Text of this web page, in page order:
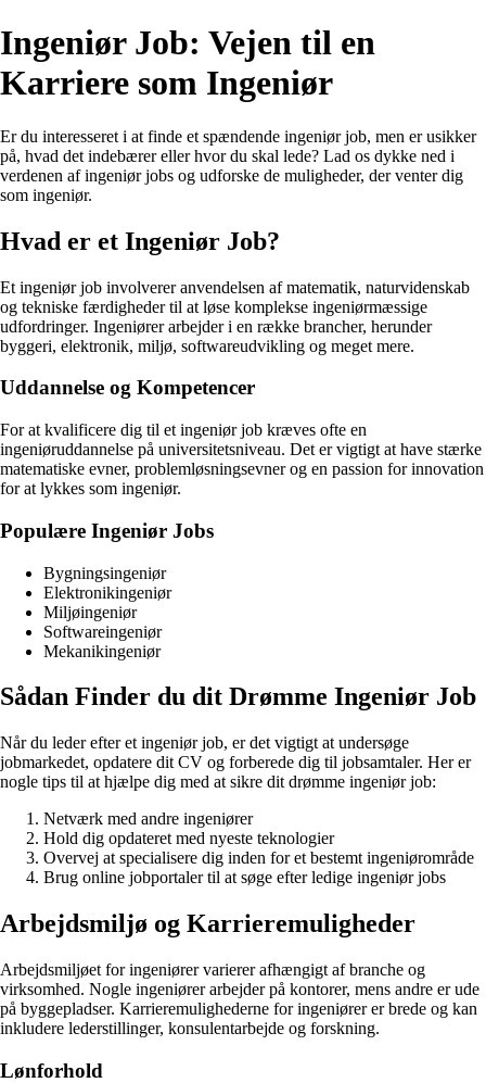
Ingeniør Job: Vejen til en
Karriere som Ingeniør
Er du interesseret i at finde et spændende ingeniør job, men er usikker
på, hvad det indebærer eller hvor du skal lede? Lad os dykke ned i
verdenen af ingeniør jobs og udforske de muligheder, der venter dig
som ingeniør.
Hvad er et Ingeniør Job?
Et ingeniør job involverer anvendelsen af matematik, naturvidenskab
og tekniske færdigheder til at løse komplekse ingeniørmæssige
udfordringer. Ingeniører arbejder i en række brancher, herunder
byggeri, elektronik, miljø, softwareudvikling og meget mere.
Uddannelse og Kompetencer
For at kvalificere dig til et ingeniør job kræves ofte en
ingeniøruddannelse på universitetsniveau. Det er vigtigt at have stærke
matematiske evner, problemløsningsevner og en passion for innovation
for at lykkes som ingeniør.
Populære Ingeniør Jobs
Bygningsingeniør
Elektronikingeniør
Miljøingeniør
Softwareingeniør
Mekanikingeniør
Sådan Finder du dit Drømme Ingeniør Job
Når du leder efter et ingeniør job, er det vigtigt at undersøge
jobmarkedet, opdatere dit CV og forberede dig til jobsamtaler. Her er
nogle tips til at hjælpe dig med at sikre dit drømme ingeniør job:
Netværk med andre ingeniører
Hold dig opdateret med nyeste teknologier
Overvej at specialisere dig inden for et bestemt ingeniørområde
Brug online jobportaler til at søge efter ledige ingeniør jobs
Arbejdsmiljø og Karrieremuligheder
Arbejdsmiljøet for ingeniører varierer afhængigt af branche og
virksomhed. Nogle ingeniører arbejder på kontorer, mens andre er ude
på byggepladser. Karrieremulighederne for ingeniører er brede og kan
inkludere lederstillinger, konsulentarbejde og forskning.
Lønforhold